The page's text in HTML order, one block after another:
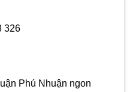
326
Phú Nhuận ngon